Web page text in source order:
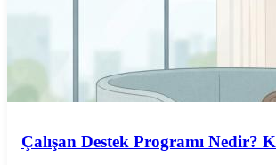
Çalışan Destek Programı Nedir?